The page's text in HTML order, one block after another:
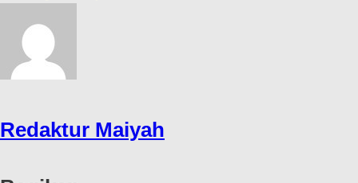
Redaktur Maiyah